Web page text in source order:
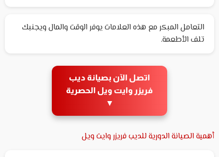
التعامل المبكر مع هذه العلامات يوفر الوقت والمال ويجنبك
تلف الأطعمة.
اتصل الآن بصيانة ديب
فريزر وايت ويل الحصرية
▼
أهمية الصيانة الدورية للديب فريزر وايت ويل